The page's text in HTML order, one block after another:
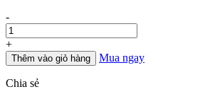
Số
lượng
-
+
Thêm vào giỏ hàng Mua ngay
Chia sẻ